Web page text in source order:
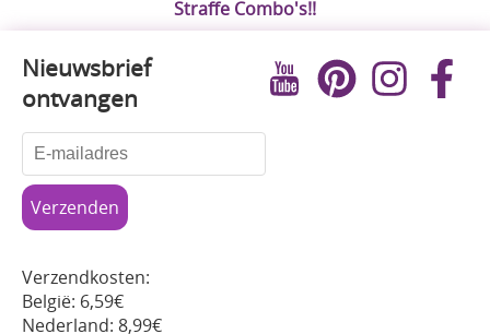
Straffe Combo's!!
Nieuwsbrief
ontvangen
Verzendkosten:
België: 6,59€
Nederland: 8,99€